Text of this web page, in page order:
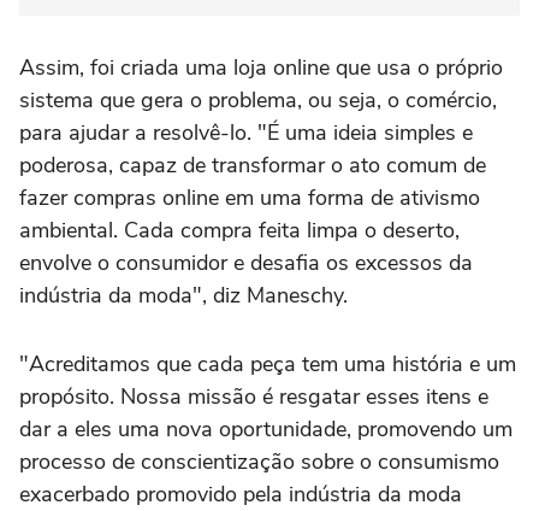
Assim, foi criada uma loja online que usa o próprio
sistema que gera o problema, ou seja, o comércio,
para ajudar a resolvê-lo. "É uma ideia simples e
poderosa, capaz de transformar o ato comum de
fazer compras online em uma forma de ativismo
ambiental. Cada compra feita limpa o deserto,
envolve o consumidor e desafia os excessos da
indústria da moda", diz Maneschy.
"Acreditamos que cada peça tem uma história e um
propósito. Nossa missão é resgatar esses itens e
dar a eles uma nova oportunidade, promovendo um
processo de conscientização sobre o consumismo
exacerbado promovido pela indústria da moda